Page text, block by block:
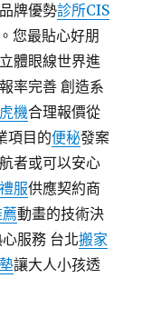
牌優勢診所CIS
您最貼心好朋
體眼線世界進
率完善 創造系
機合理報價從
項目的便秘發案
者或可以安心
服供應契約商
薦動畫的技術決
服務 台北搬家
讓大人小孩透